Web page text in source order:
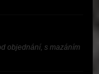
objednání, s mazáním